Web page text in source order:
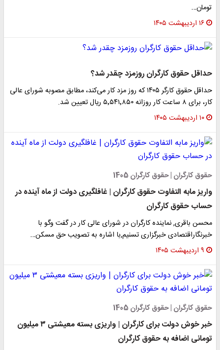
تومان…
۱۶ اردیبهشت ۱۴۰۵
حداقل حقوق کارگران روزمزد چقدر شد؟
حداقل حقوق کارگر ۱۴۰۵ که روز مزد کار می‌کند، مطابق مصوبه شورای عالی
کار، برای ۸ ساعت کار روزانه ۵٬۵۴۱٬۸۵۰ ریال تعیین شد.
۱۰ اردیبهشت ۱۴۰۵
حقوق کارگران | حقوق کارگران 1405
واریز مابه التفاوت حقوق کارگران | غافلگیری دولت از ماه آینده در
حساب حقوق کارگران
محسن باقری, نماینده کارگران در شورای عالی کار در گفت وگو با
خبرنگاراقتصادی خبرگزاری تسنیم,‌با اشاره به تصویب حق مسکن…
۹ اردیبهشت ۱۴۰۵
حقوق کارگران | حقوق کارگران 1405
خبر خوش دولت برای کارگران | واریزی بسته معیشتی ۳ میلیون
تومانی اضافه به حقوق کارگران